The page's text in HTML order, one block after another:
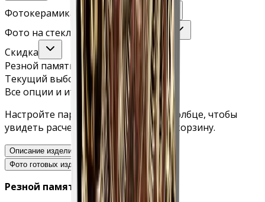
Фотокерамика (с учётом врезки)
Фото на стекле (с учётом крепежа)
Скидка
Резной памятник с розами снизу
Текущий выбор
Все опции и итоговая стоимость
Настройте параметры во втором столбце, чтобы
увидеть расчет и добавить товар в корзину.
Описание изделия
Варианты комплектации
Фото готовых изделий
Резной памятник с розами снизу.